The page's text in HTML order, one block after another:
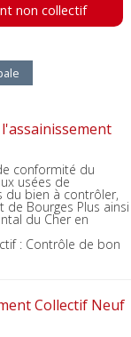
non collectif
conformité du
usées de
du bien à contrôler,
de Bourges Plus ainsi
du Cher en
: Contrôle de bon
Collectif Neuf